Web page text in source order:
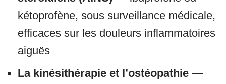
kétoprofène, sous surveillance médicale,
efficaces sur les douleurs inflammatoires
aiguës
La kinésithérapie et l’ostéopathie —